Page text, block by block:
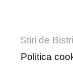
Stiri de
Politica